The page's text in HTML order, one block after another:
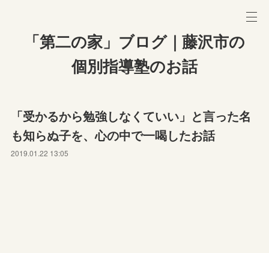
「第二の家」ブログ｜藤沢市の
個別指導塾のお話
「受かるから勉強しなくていい」と言った名
も知らぬ子を、心の中で一喝したお話
2019.01.22 13:05